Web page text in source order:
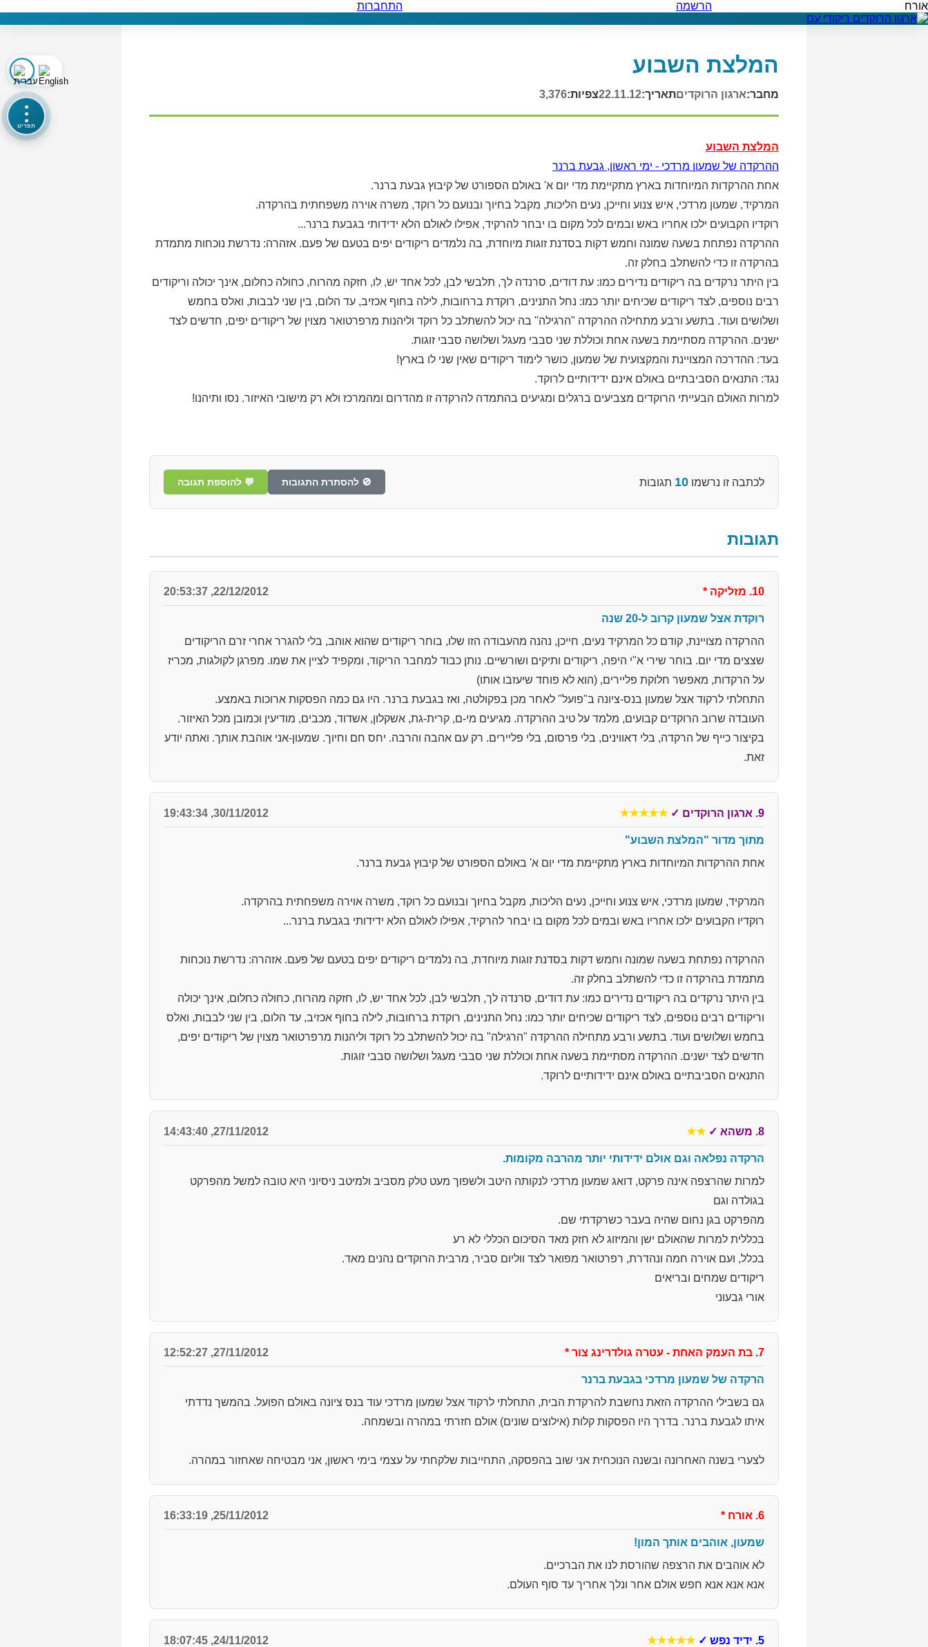
אורח הרשמה התחברות
⋮
תפריט
המלצת השבוע
מחבר:ארגון הרוקדיםתאריך:22.11.12צפיות:3,376
המלצת השבוע
ההרקדה של שמעון מרדכי - ימי ראשון, גבעת ברנר
אחת ההרקדות המיוחדות בארץ מתקיימת מדי יום א' באולם הספורט של קיבוץ גבעת ברנר.
המרקיד, שמעון מרדכי, איש צנוע וחייכן, נעים הליכות, מקבל בחיוך ובנועם כל רוקד, משרה אוירה משפחתית בהרקדה.
רוקדיו הקבועים ילכו אחריו באש ובמים לכל מקום בו יבחר להרקיד, אפילו לאולם הלא ידידותי בגבעת ברנר...
ההרקדה נפתחת בשעה שמונה וחמש דקות בסדנת זוגות מיוחדת, בה נלמדים ריקודים יפים בטעם של פעם. אזהרה: נדרשת נוכחות מתמדת
בהרקדה זו כדי להשתלב בחלק זה.
בין היתר נרקדים בה ריקודים נדירים כמו: עת דודים, סרנדה לך, תלבשי לבן, לכל אחד יש, לו, חזקה מהרוח, כחולה כחלום, אינך יכולה וריקודים
רבים נוספים, לצד ריקודים שכיחים יותר כמו: נחל התנינים, רוקדת ברחובות, לילה בחוף אכזיב, עד הלום, בין שני לבבות, ואלס בחמש
ושלושים ועוד. בתשע ורבע מתחילה ההרקדה "הרגילה" בה יכול להשתלב כל רוקד וליהנות מרפרטואר מצוין של ריקודים יפים, חדשים לצד
ישנים. ההרקדה מסתיימת בשעה אחת וכוללת שני סבבי מעגל ושלושה סבבי זוגות.
בעד: ההדרכה המצויינת והמקצועית של שמעון, כושר לימוד ריקודים שאין שני לו בארץ!
נגד: התנאים הסביבתיים באולם אינם ידידותיים לרוקד.
למרות האולם הבעייתי הרוקדים מצביעים ברגלים ומגיעים בהתמדה להרקדה זו מהדרום ומהמרכז ולא רק מישובי האיזור. נסו ותיהנו!
לכתבה זו נרשמו 10 תגובות 🚫 להסתרת התגובות 💬 להוספת תגובה
תגובות
10. מזליקה *
22/12/2012, 20:53:37
רוקדת אצל שמעון קרוב ל-20 שנה
ההרקדה מצויינת, קודם כל המרקיד נעים, חייכן, נהנה מהעבודה הזו שלו, בוחר ריקודים שהוא אוהב, בלי להגרר אחרי זרם הריקודים
שצצים מדי יום. בוחר שירי א"י היפה, ריקודים ותיקים ושורשיים. נותן כבוד למחבר הריקוד, ומקפיד לציין את שמו. מפרגן לקולגות, מכריז
על הרקדות, מאפשר חלוקת פליירים, (הוא לא פוחד שיעזבו אותו)
התחלתי לרקוד אצל שמעון בנס-ציונה ב"פועל" לאחר מכן בפקולטה, ואז בגבעת ברנר. היו גם כמה הפסקות ארוכות באמצע.
העובדה שרוב הרוקדים קבועים, מלמד על טיב ההרקדה. מגיעים מי-ם, קרית-גת, אשקלון, אשדוד, מכבים, מודיעין וכמובן מכל האיזור.
בקיצור כייף של הרקדה, בלי דאווינים, בלי פרסום, בלי פליירים. רק עם אהבה והרבה. יחס חם וחיוך. שמעון-אני אוהבת אותך. ואתה יודע
זאת.
9. ארגון הרוקדים ✓
★★★★★
30/11/2012, 19:43:34
מתוך מדור "המלצת השבוע"
אחת ההרקדות המיוחדות בארץ מתקיימת מדי יום א' באולם הספורט של קיבוץ גבעת ברנר.
המרקיד, שמעון מרדכי, איש צנוע וחייכן, נעים הליכות, מקבל בחיוך ובנועם כל רוקד, משרה אוירה משפחתית בהרקדה.
רוקדיו הקבועים ילכו אחריו באש ובמים לכל מקום בו יבחר להרקיד, אפילו לאולם הלא ידידותי בגבעת ברנר...
ההרקדה נפתחת בשעה שמונה וחמש דקות בסדנת זוגות מיוחדת, בה נלמדים ריקודים יפים בטעם של פעם. אזהרה: נדרשת נוכחות
מתמדת בהרקדה זו כדי להשתלב בחלק זה.
בין היתר נרקדים בה ריקודים נדירים כמו: עת דודים, סרנדה לך, תלבשי לבן, לכל אחד יש, לו, חזקה מהרוח, כחולה כחלום, אינך יכולה
וריקודים רבים נוספים, לצד ריקודים שכיחים יותר כמו: נחל התנינים, רוקדת ברחובות, לילה בחוף אכזיב, עד הלום, בין שני לבבות, ואלס
בחמש ושלושים ועוד. בתשע ורבע מתחילה ההרקדה "הרגילה" בה יכול להשתלב כל רוקד וליהנות מרפרטואר מצוין של ריקודים יפים,
חדשים לצד ישנים. ההרקדה מסתיימת בשעה אחת וכוללת שני סבבי מעגל ושלושה סבבי זוגות.
התנאים הסביבתיים באולם אינם ידידותיים לרוקד.
8. משהא ✓
★★
27/11/2012, 14:43:40
הרקדה נפלאה וגם אולם ידידותי יותר מהרבה מקומות.
למרות שהרצפה אינה פרקט, דואג שמעון מרדכי לנקותה היטב ולשפוך מעט טלק מסביב ולמיטב ניסיוני היא טובה למשל מהפרקט
בגולדה וגם
מהפרקט בגן נחום שהיה בעבר כשרקדתי שם.
בכללית למרות שהאולם ישן והמיזוג לא חזק מאד הסיכום הכללי לא רע
בכלל, ועם אוירה חמה ונהדרת, רפרטואר מפואר לצד ווליום סביר, מרבית הרוקדים נהנים מאד.
ריקודים שמחים ובריאים
אורי גבעוני
7. בת העמק האחת - עטרה גולדרינג צור *
27/11/2012, 12:52:27
הרקדה של שמעון מרדכי בגבעת ברנר
גם בשבילי ההרקדה הזאת נחשבת להרקדת הבית, התחלתי לרקוד אצל שמעון מרדכי עוד בנס ציונה באולם הפועל. בהמשך נדדתי
איתו לגבעת ברנר. בדרך היו הפסקות קלות (אילוצים שונים) אולם חזרתי במהרה ובשמחה.
לצערי בשנה האחרונה ובשנה הנוכחית אני שוב בהפסקה, התחייבות שלקחתי על עצמי בימי ראשון, אני מבטיחה שאחזור במהרה.
6. אורח *
25/11/2012, 16:33:19
שמעון, אוהבים אותך המון!
לא אוהבים את הרצפה שהורסת לנו את הברכיים.
אנא אנא אנא חפש אולם אחר ונלך אחריך עד סוף העולם.
5. ידיד נפש ✓
★★★★★
24/11/2012, 18:07:45